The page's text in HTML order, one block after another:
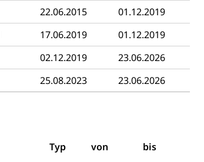
22.06.2015
01.12.2019
17.06.2019
01.12.2019
02.12.2019
23.06.2026
25.08.2023 23.06.2026
Typ von
bis